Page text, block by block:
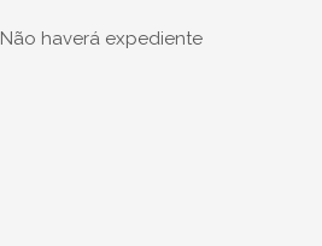
Não haverá expediente